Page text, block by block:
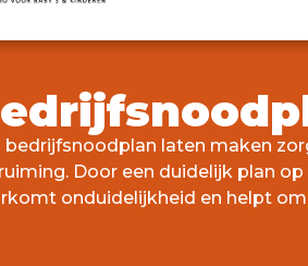
bedrijfsnoodplan laten maken
Door een duidelijk plan
onduidelijkheid en helpt